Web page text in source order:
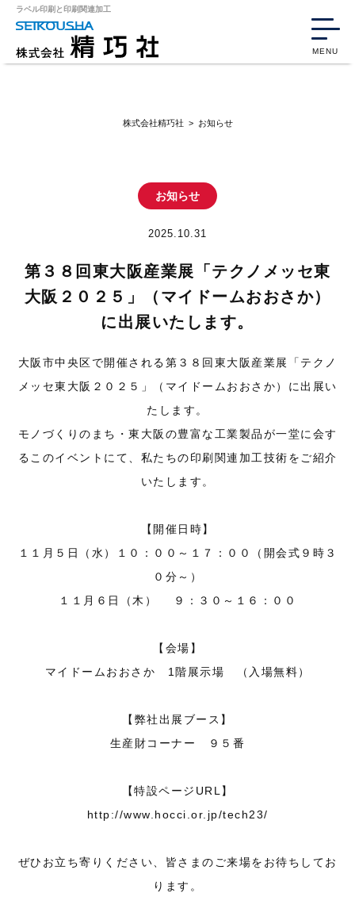
ラベル印刷と印刷関連加工
MENU
株式会社精巧社 > お知らせ
お知らせ
2025.10.31
第３８回東大阪産業展「テクノメッセ東
大阪２０２５」（マイドームおおさか）
に出展いたします。
大阪市中央区で開催される第３８回東大阪産業展「テクノ
メッセ東大阪２０２５」（マイドームおおさか）に出展い
たします。
モノづくりのまち・東大阪の豊富な工業製品が一堂に会す
るこのイベントにて、私たちの印刷関連加工技術をご紹介
いたします。
【開催日時】
１１月５日（水）１０：００～１７：００（開会式９時３
０分～）
１１月６日（木） ９：３０～１６：００
【会場】
マイドームおおさか 1階展示場 （入場無料）
【弊社出展ブース】
生産財コーナー ９５番
【特設ページURL】
http://www.hocci.or.jp/tech23/
ぜひお立ち寄りください、皆さまのご来場をお待ちしてお
ります。